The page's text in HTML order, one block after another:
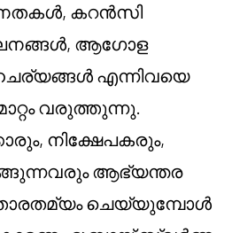
കറൻസി
ആഗോള
എന്നിവയെ
വരുത്തുന്നു.
നിക്ഷേപകരും,
ആഭ്യന്തര
ചെയ്യുമ്പോൾ